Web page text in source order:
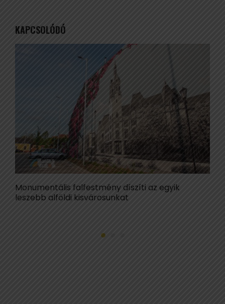
KAPCSOLÓDÓ
Monumentális falfestmény díszíti az egyik
leszebb alföldi kisvárosunkat